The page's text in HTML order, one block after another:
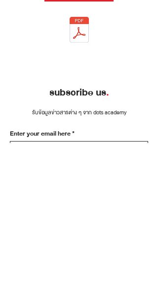
subscribe us.
รับข้อมูลข่าวสารต่าง ๆ จาก dots academy
Enter your email here